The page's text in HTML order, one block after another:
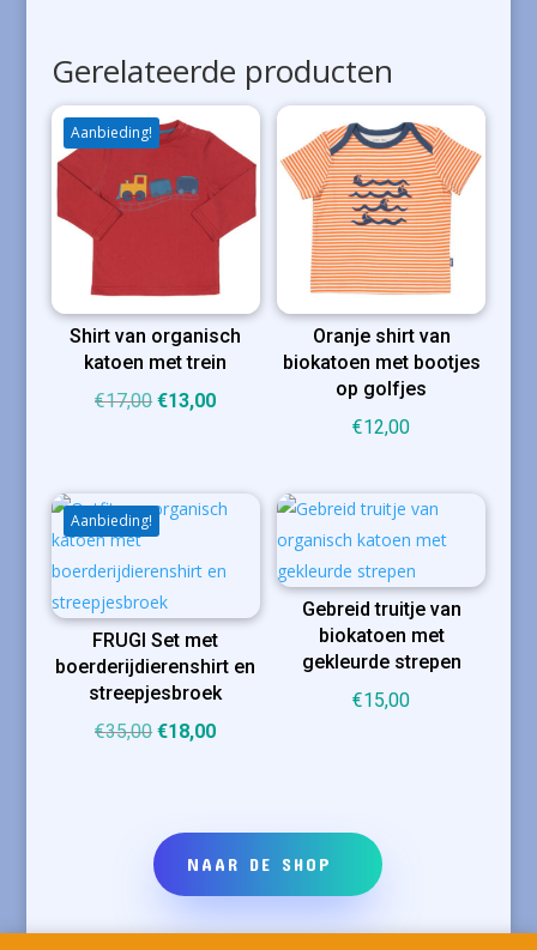
Gerelateerde producten
Aanbieding!
Shirt van organisch
katoen met trein
€17,00 Oorspronkelijke
€13,00Huidige
Oranje shirt van
biokatoen met bootjes
op golfjes
€12,00
Aanbieding!
FRUGI Set met
boerderijdierenshirt en
streepjesbroek
€35,00 Oorspronkelijke
€18,00Huidige
Gebreid truitje van
biokatoen met
gekleurde strepen
€15,00
NAAR DE SHOP